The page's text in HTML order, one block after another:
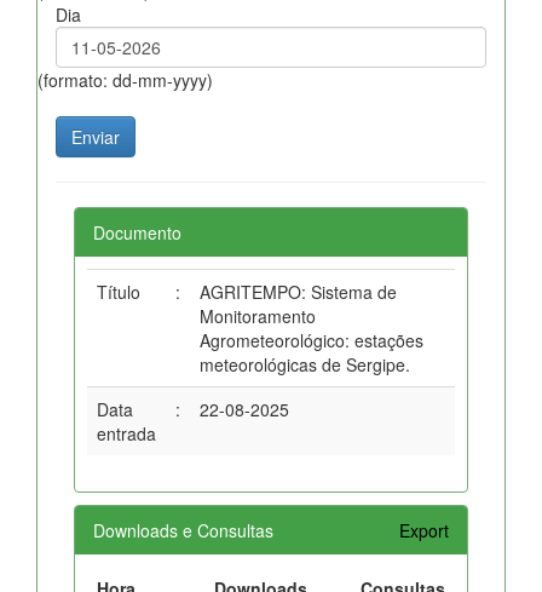
Dia
(formato: dd-mm-yyyy)
Documento
Título :
AGRITEMPO: Sistema de
Monitoramento
Agrometeorológico: estações
meteorológicas de Sergipe.
Data
entrada
: 22-08-2025
Downloads e Consultas Export